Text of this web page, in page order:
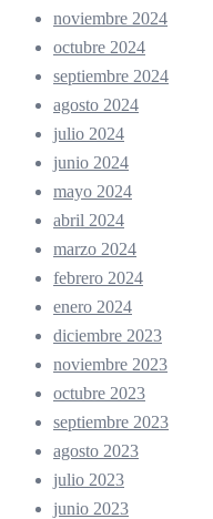
noviembre 2024
octubre 2024
septiembre 2024
agosto 2024
julio 2024
junio 2024
mayo 2024
abril 2024
marzo 2024
febrero 2024
enero 2024
diciembre 2023
noviembre 2023
octubre 2023
septiembre 2023
agosto 2023
julio 2023
junio 2023